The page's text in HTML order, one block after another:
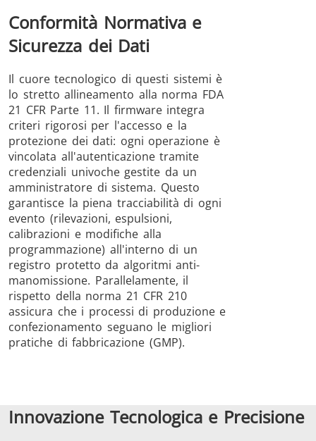
Conformità Normativa e
Sicurezza dei Dati
Il cuore tecnologico di questi sistemi è
lo stretto allineamento alla norma FDA
21 CFR Parte 11. Il firmware integra
criteri rigorosi per l'accesso e la
protezione dei dati: ogni operazione è
vincolata all'autenticazione tramite
credenziali univoche gestite da un
amministratore di sistema. Questo
garantisce la piena tracciabilità di ogni
evento (rilevazioni, espulsioni,
calibrazioni e modifiche alla
programmazione) all'interno di un
registro protetto da algoritmi anti-
manomissione. Parallelamente, il
rispetto della norma 21 CFR 210
assicura che i processi di produzione e
confezionamento seguano le migliori
pratiche di fabbricazione (GMP).
Innovazione Tecnologica e Precisione